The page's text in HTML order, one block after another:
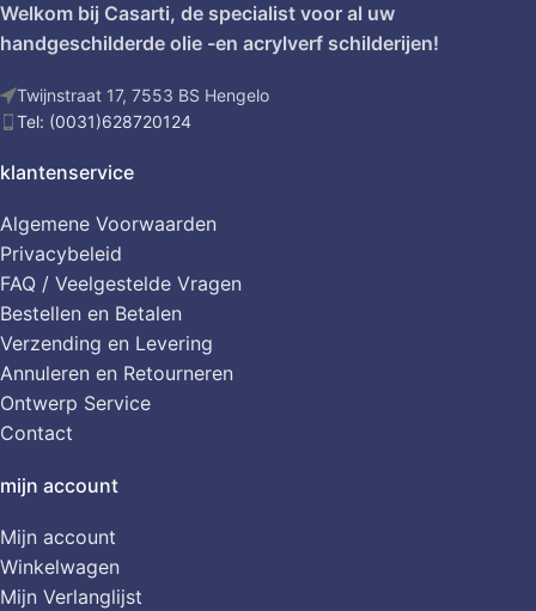
Welkom bij Casarti, de specialist voor al uw
handgeschilderde olie -en acrylverf schilderijen!
Twijnstraat 17, 7553 BS Hengelo
Tel: (0031)628720124
klantenservice
Algemene Voorwaarden
Privacybeleid
FAQ / Veelgestelde Vragen
Bestellen en Betalen
Verzending en Levering
Annuleren en Retourneren
Ontwerp Service
Contact
mijn account
Mijn account
Winkelwagen
Mijn Verlanglijst